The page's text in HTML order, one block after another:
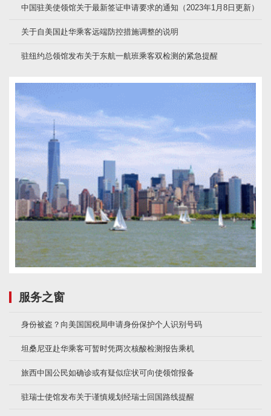
中国驻美使领馆关于最新签证申请要求的通知（2023年1月8日更新）
关于自美国赴华乘客远端防控措施调整的说明
驻纽约总领馆发布关于东航一航班乘客双检测的紧急提醒
服务之窗
身份被盗？向美国国税局申请身份保护个人识别号码
坦桑尼亚赴华乘客可暂时凭两次核酸检测报告乘机
旅西中国公民如确诊或有疑似症状可向使领馆报备
驻瑞士使馆发布关于谨慎规划经瑞士回国路线提醒